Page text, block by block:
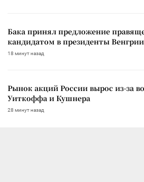
Бака принял предложение
кандидатом в президенты Венгрии
18 минут назад
Рынок акций России вырос из-за
Уиткоффа и Кушнера
28 минут назад